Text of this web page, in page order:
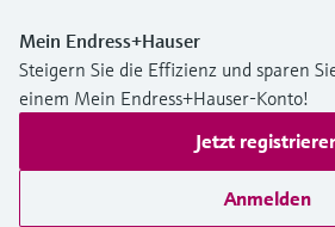
Mein Endress+Hauser
Steigern Sie die Effizienz und sparen
einem Mein Endress+Hauser-Konto!
Jetzt
Anmelden